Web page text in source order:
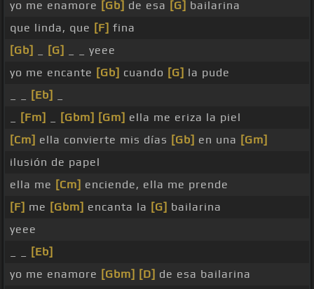
yo me enamore [Gb] de esa [G] bailarina
que linda, que [F] fina
[Gb]
[G]
_ _ yeee
yo me encante [Gb] cuando [G] la pude
[Eb]
[Fm] [Gbm] [Gm] ella me eriza la piel
[Cm] ella convierte mis días [Gb] en una [Gm]
ilusión de papel
ella me [Cm] enciende, ella me prende
[F] me [Gbm] encanta la [G] bailarina
yeee
[Eb]
yo me enamore [Gbm] [D] de esa bailarina